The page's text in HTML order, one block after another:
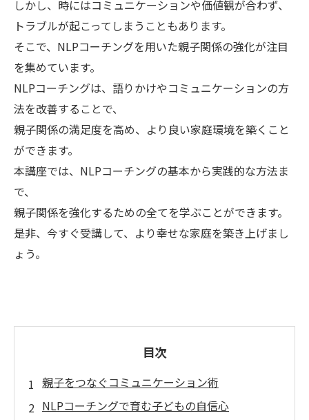
しかし、時にはコミュニケーションや価値観が合わず、
トラブルが起こってしまうこともあります。
そこで、NLPコーチングを用いた親子関係の強化が注目
を集めています。
NLPコーチングは、語りかけやコミュニケーションの方
法を改善することで、
親子関係の満足度を高め、より良い家庭環境を築くこと
ができます。
本講座では、NLPコーチングの基本から実践的な方法ま
で、
親子関係を強化するための全てを学ぶことができます。
是非、今すぐ受講して、より幸せな家庭を築き上げまし
ょう。
目次
親子をつなぐコミュニケーション術
NLPコーチングで育む子どもの自信心